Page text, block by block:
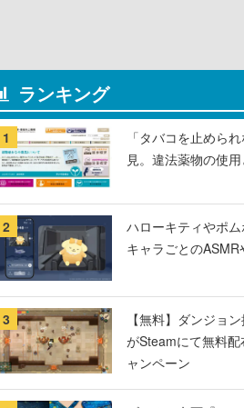
ランキング
1
「タバコを止めら
見。違法薬物の使
2
ハローキティやポ
キャラごとの
3
【無料】ダンジョ
がSteamにて無料
ャンペーン